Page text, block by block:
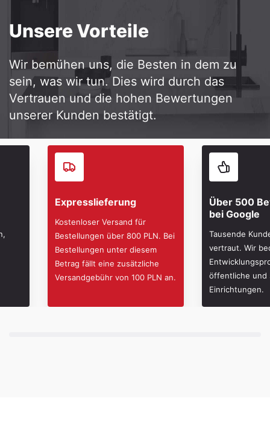
Unsere Vorteile
Wir bemühen uns, die Besten in dem zu
sein, was wir tun. Dies wird durch das
Vertrauen und die hohen Bewertungen
unserer Kunden bestätigt.
Expresslieferung
Kostenloser Versand für
Bestellungen über 800 PLN. Bei
Bestellungen unter diesem
Betrag fällt eine zusätzliche
Versandgebühr von 100 PLN an.
Über 500
bei Google
Tausende
vertraut. Wir
öffentliche und
Einrichtungen.